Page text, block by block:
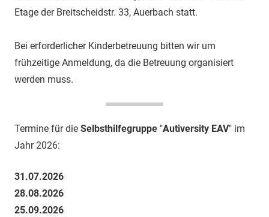
Etage der Breitscheidstr. 33, Auerbach statt.
Bei erforderlicher Kinderbetreuung bitten wir um
frühzeitige Anmeldung, da die Betreuung organisiert
werden muss.
Termine für die Selbsthilfegruppe "Autiversity EAV" im
Jahr 2026:
31.07.2026
28.08.2026
25.09.2026